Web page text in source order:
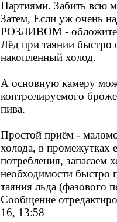
Партиями. Забить всю
Затем, Если уж очень
РОЗЛИВОМ - обложите
Лёд при таянии быстро
накопленный холод.
А основную камеру
контролируемого
пива.
Простой приём -
холода, в промежутках
потребления, запасаем
необходимости быстро
таяния льда (фазового
Сообщение
16, 13:58